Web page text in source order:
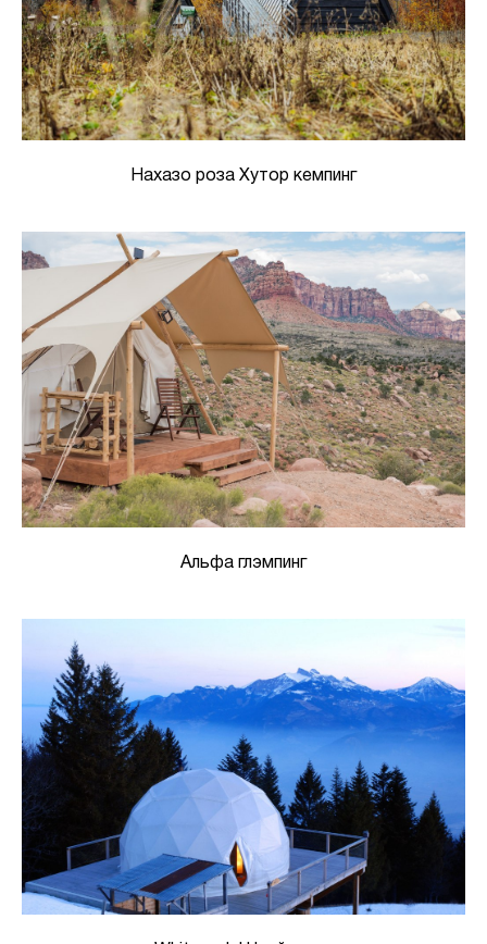
Нахазо роза Хутор кемпинг
Альфа глэмпинг